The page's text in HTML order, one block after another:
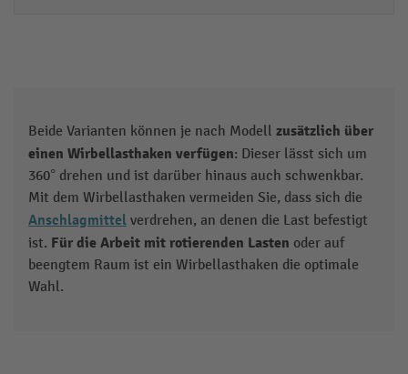
Beide Varianten können je nach Modell zusätzlich über
einen Wirbellasthaken verfügen: Dieser lässt sich um
360° drehen und ist darüber hinaus auch schwenkbar.
Mit dem Wirbellasthaken vermeiden Sie, dass sich die
Anschlagmittel verdrehen, an denen die Last befestigt
ist. Für die Arbeit mit rotierenden Lasten oder auf
beengtem Raum ist ein Wirbellasthaken die optimale
Wahl.